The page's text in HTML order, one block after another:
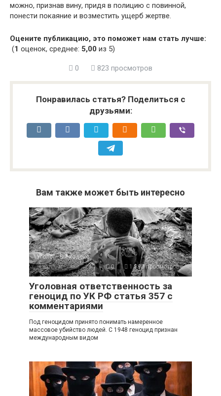
можно, признав вину, придя в полицию с повинной,
понести покаяние и возместить ущерб жертве.
Оцените публикацию, это поможет нам стать лучше:
(1 оценок, среднее: 5,00 из 5)
0 823 просмотров
Понравилась статья? Поделиться с
друзьями:
Вам также может быть интересно
Уголовный кодекс
0
1 390 просмотров
Уголовная ответственность за
геноцид по УК РФ статья 357 с
комментариями
Под геноцидом принято понимать намеренное
массовое убийство людей. С 1948 геноцид признан
международным видом